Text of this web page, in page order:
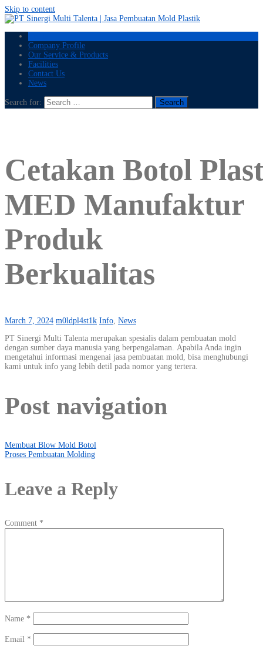
Skip to content
Company Profile
Our Service & Products
Facilities
Contact Us
News
Search for:
Cetakan Botol
MED Manufaktur
Produk
Berkualitas
March 7, 2024 m0ldpl4st1k Info, News
PT Sinergi Multi Talenta merupakan spesialis dalam pembuatan mold
dengan sumber daya manusia yang berpengalaman. Apabila Anda ingin
mengetahui informasi mengenai jasa pembuatan mold, bisa menghubungi
kami untuk info yang lebih detil pada nomor yang tertera.
Post navigation
Membuat Blow Mold Botol
Proses Pembuatan Molding
Leave a Reply
Comment *
Name *
Email *